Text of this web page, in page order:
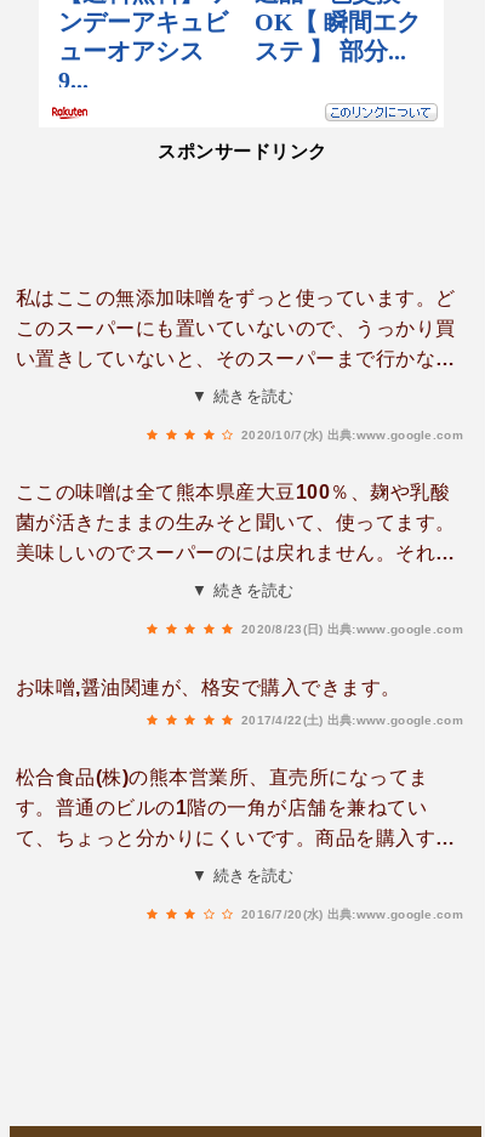
スポンサードリンク
私はここの無添加味噌をずっと使っています。ど
このスーパーにも置いていないので、うっかり買
い置きしていないと、そのスーパーまで行かなけ
ればいけません。この直売所も気にはなっていま
です。
▼ 続きを読む
2020/10/7(水) 出典:www.google.com
ここの味噌は全て熊本県産大豆100％、麹や乳酸
菌が活きたままの生みそと聞いて、使ってます。
美味しいのでスーパーのには戻れません。それ以
来、醤油も農薬不使用の九州丸大豆醤油を使いだ
とてもよいです。直売所価格もグッド！！
▼ 続きを読む
2020/8/23(日) 出典:www.google.com
お味噌,醤油関連が、格安で購入できます。
2017/4/22(土) 出典:www.google.com
松合食品(株)の熊本営業所、直売所になってま
す。普通のビルの1階の一角が店舗を兼ねてい
て、ちょっと分かりにくいです。商品を購入する
時はこのビルの入り口にインターホンがあります
▼ 続きを読む
2016/7/20(水) 出典:www.google.com